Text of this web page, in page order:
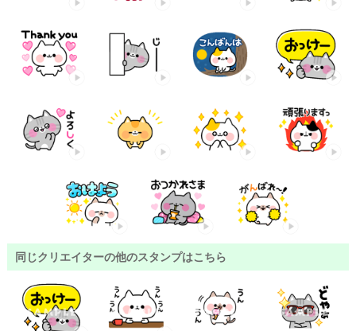
同じクリエイターの他のスタンプはこちら